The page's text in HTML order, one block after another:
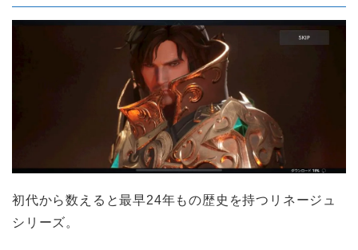
初代から数えると最早24年もの歴史を持つリネージュ
シリーズ。